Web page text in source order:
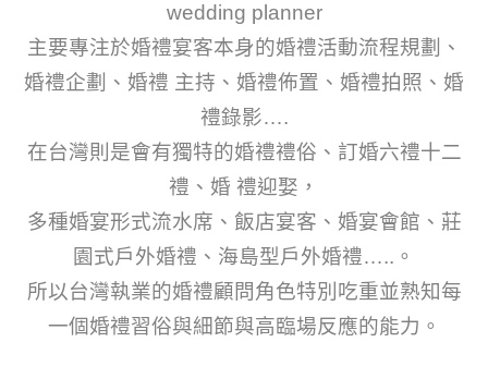
wedding planner
主要專注於婚禮宴客本身的婚禮活動流程規劃、
婚禮企劃、婚禮 主持、婚禮佈置、婚禮拍照、婚
禮錄影….
在台灣則是會有獨特的婚禮禮俗、訂婚六禮十二
禮、婚 禮迎娶，
多種婚宴形式流水席、飯店宴客、婚宴會館、莊
園式戶外婚禮‬、海島型戶外婚禮…..。
所以台灣執業的婚禮顧問角色特別吃重並熟知每
一個婚禮習俗與細節與高臨場反應的能力。